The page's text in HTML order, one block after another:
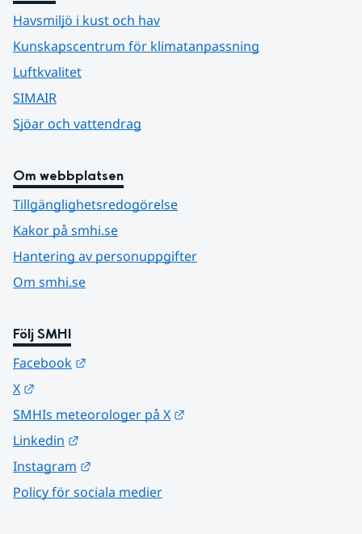
Havsmiljö i kust och hav
Kunskapscentrum för klimatanpassning
Luftkvalitet
SIMAIR
Sjöar och vattendrag
Om webbplatsen
Tillgänglighetsredogörelse
Kakor på smhi.se
Hantering av personuppgifter
Om smhi.se
Följ SMHI
Facebook
X
SMHIs meteorologer på X
Linkedin
Instagram
Policy för sociala medier